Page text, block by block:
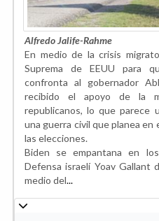
Alfredo Jalife-Rahme
En medio de la crisis
Suprema de EEUU para
confronta al gobernador
recibido el apoyo de la
republicanos, lo que parece
una guerra civil que planea
las elecciones.
Biden se empantana en
Defensa israelí Yoav
medio del...